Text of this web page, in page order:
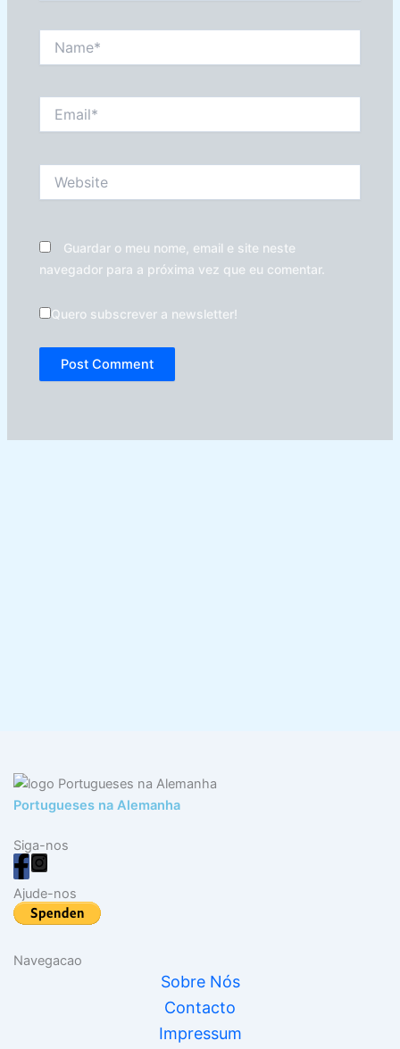
Guardar o meu nome, email e site neste
navegador para a próxima vez que eu comentar.
Quero subscrever a newsletter!
Portugueses na Alemanha
Siga-nos
Ajude-nos
Navegacao
Sobre Nós
Contacto
Impressum